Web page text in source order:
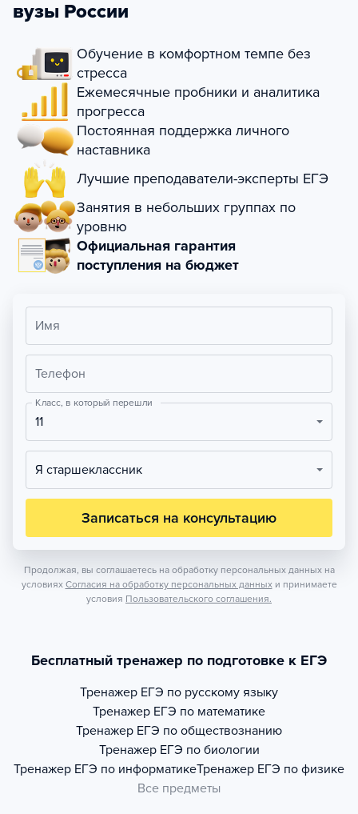
вузы России
Обучение в комфортном темпе без
стресса
Ежемесячные пробники и аналитика
прогресса
Постоянная поддержка личного
наставника
Лучшие преподаватели-эксперты ЕГЭ
Занятия в небольших группах по
уровню
Официальная гарантия
поступления на бюджет
Имя
Телефон
Класс, в который перешли
11
Я старшеклассник
Записаться на консультацию
Продолжая, вы соглашаетесь на обработку персональных данных на
условиях Согласия на обработку персональных данных и принимаете
условия Пользовательского соглашения.
Бесплатный тренажер по подготовке к ЕГЭ
Тренажер ЕГЭ по русскому языку
Тренажер ЕГЭ по математике
Тренажер ЕГЭ по обществознанию
Тренажер ЕГЭ по биологии
Тренажер ЕГЭ по информатикеТренажер ЕГЭ по физике
Все предметы